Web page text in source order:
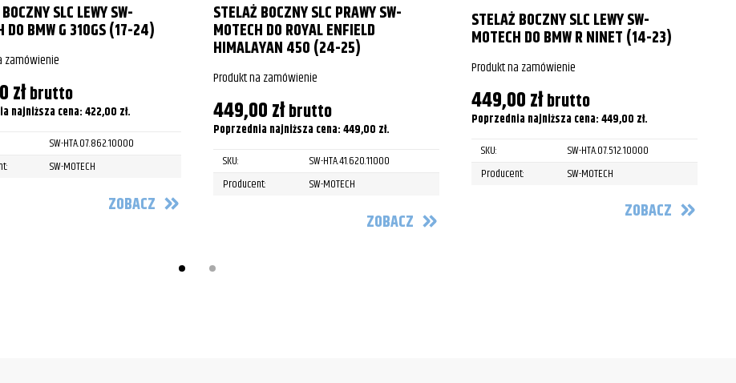
SLC LEWY SW-
DO BMW G 310GS (17-24)
zamówienie
złbrutto
najniższa cena:422,00 zł.
SW-HTA.07.862.10000
SW-MOTECH
ZOBACZ
STELAŻ BOCZNY SLC PRAWY SW-
MOTECH DO ROYAL ENFIELD
HIMALAYAN 450 (24-25)
Produkt na zamówienie
449,00złbrutto
Poprzednia najniższa cena:449,00 zł.
SKU:
SW-HTA.41.620.11000
Producent:
SW-MOTECH
ZOBACZ
STELAŻ BOCZNY SLC LEWY SW-
MOTECH DO BMW R NINET (14-23)
Produkt na zamówienie
449,00złbrutto
Poprzednia najniższa cena:449,00 zł.
SKU:
SW-HTA.07.512.10000
Producent:
SW-MOTECH
ZOBACZ